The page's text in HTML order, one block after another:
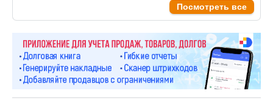
Посмотреть все